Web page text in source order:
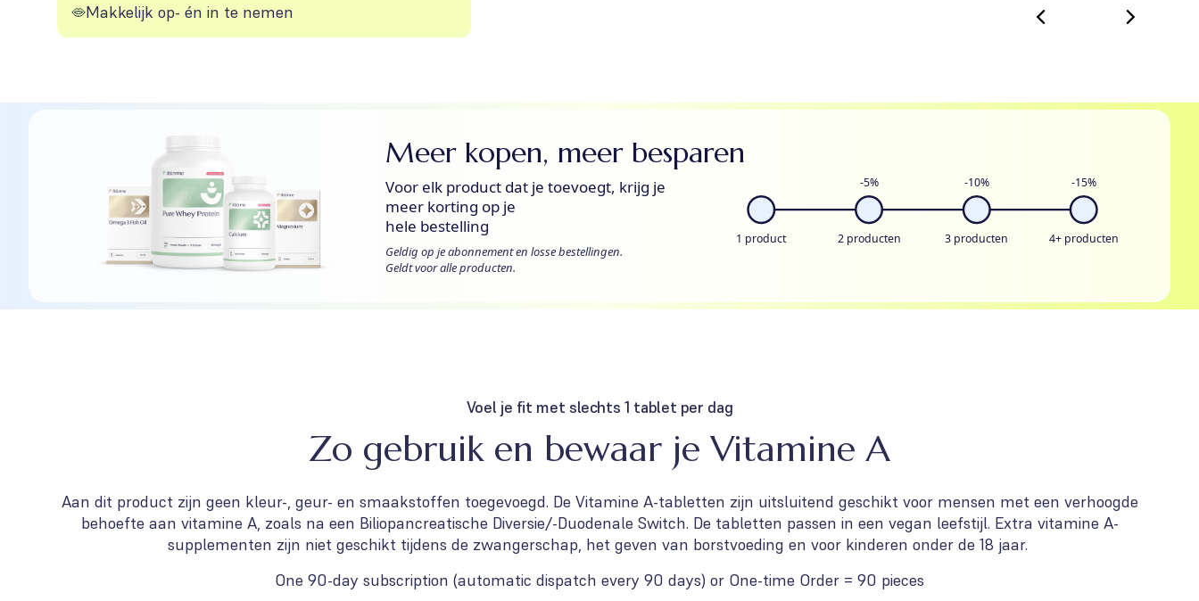
Makkelijk op- én in te nemen
Meer kopen, meer besparen
Voor elk product dat je toevoegt, krijg je
meer korting op je
hele bestelling
Geldig op je abonnement en losse bestellingen.
Geldt voor alle producten.
1 product
-5%
2 producten
-10%
3 producten
-15%
4+ producten
Voel je fit met slechts 1 tablet per dag
Zo gebruik en bewaar je Vitamine A
Aan dit product zijn geen kleur-, geur- en smaakstoffen toegevoegd. De Vitamine A-tabletten zijn uitsluitend geschikt voor mensen met een verhoogde
behoefte aan vitamine A, zoals na een Biliopancreatische Diversie/-Duodenale Switch. De tabletten passen in een vegan leefstijl. Extra vitamine A-
supplementen zijn niet geschikt tijdens de zwangerschap, het geven van borstvoeding en voor kinderen onder de 18 jaar.
One 90-day subscription (automatic dispatch every 90 days) or One-time Order = 90 pieces